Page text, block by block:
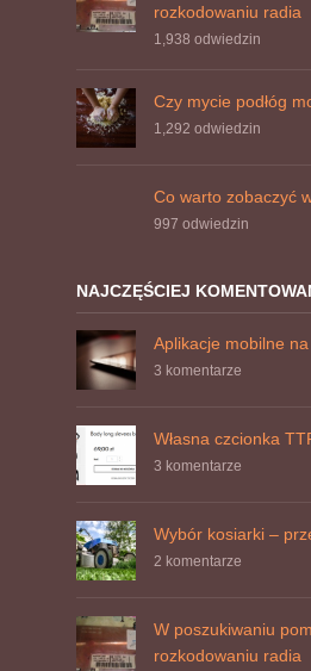
rozkodowaniu radia
1,938 odwiedzin
Czy mycie podłóg
1,292 odwiedzin
Co warto zobaczyć
997 odwiedzin
NAJCZĘŚCIEJ
Aplikacje mobilne
3 komentarze
Własna czcionka
3 komentarze
Wybór kosiarki –
2 komentarze
W poszukiwaniu
rozkodowaniu radia